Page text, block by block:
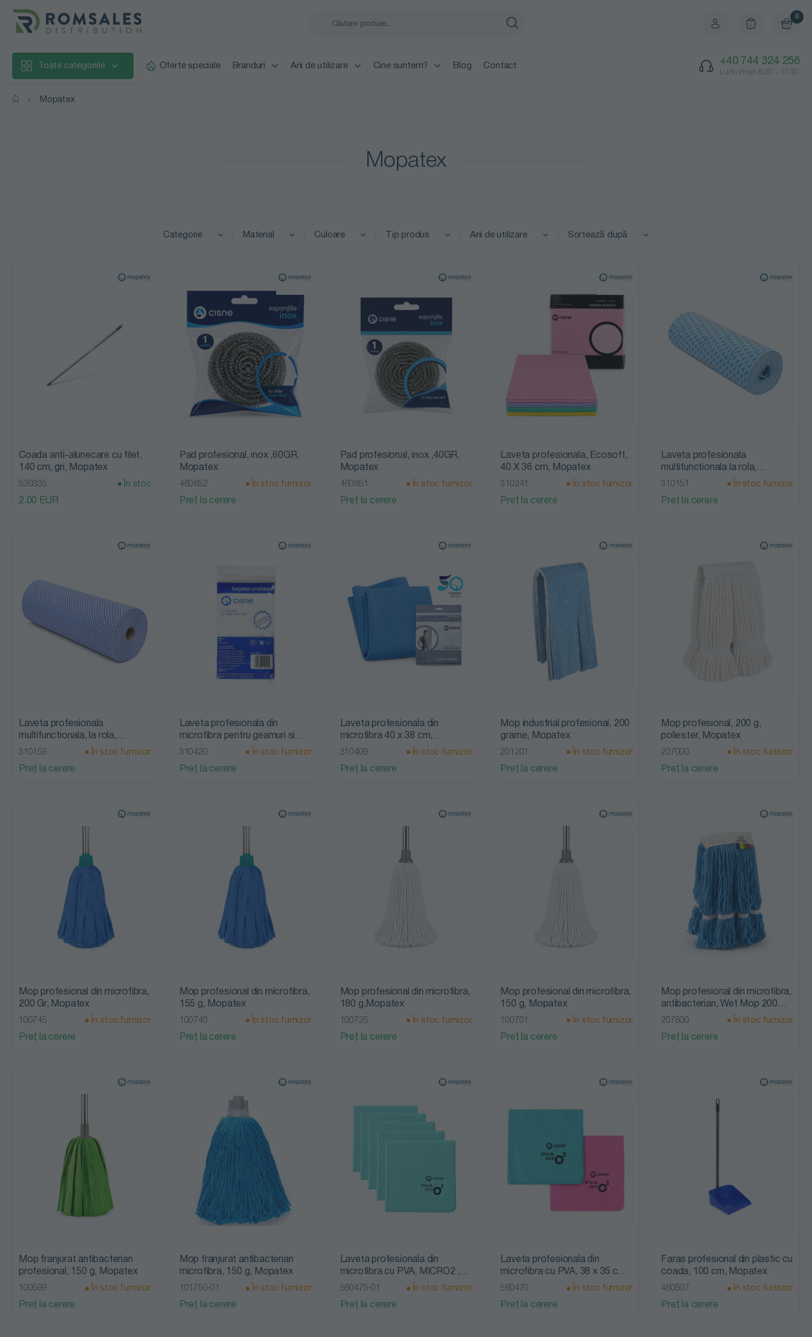
0
Toate categoriile Oferte speciale Branduri Arii de utilizare Cine suntem? Blog Contact +40 744 324 256
Luni-Vineri 8:30 - 17:30
Mopatex
Mopatex
Categorie
Echipamente
Ustensile
curatenie
profesionale
profesionale
Perii și
Material Culoare Tip produs Arii de utilizare Sortează după
descrescător
In stoc furnizor
Cele mai noi
produse
Coada anti-alunecare cu filet,
140 cm, gri, Mopatex
530335 În stoc
2.00 EUR
Pad profesional, inox ,60GR,
Mopatex
460652 În stoc furnizor
Preț la cerere
Pad profesional, inox ,40GR,
Mopatex
460651 În stoc furnizor
Preț la cerere
Laveta profesionala, Ecosoft,
40 X 36 cm, Mopatex
310241 În stoc furnizor
Preț la cerere
Laveta profesionala
multifunctionala la rola,
Mopatex
310151 În stoc furnizor
Preț la cerere
Laveta profesionala
multifunctionala, la rola,
Mopatex
310159 În stoc furnizor
Preț la cerere
Laveta profesionala din
microfibra pentru geamuri si
suprafete netede, 40 x 50 cm,
310420 În stoc furnizor
Preț la cerere
Laveta profesionala din
microfibra 40 x 38 cm,
Mopatex
310409 În stoc furnizor
Preț la cerere
Mop industrial profesional, 200
grame, Mopatex
201201 În stoc furnizor
Preț la cerere
Mop profesional, 200 g,
poliester, Mopatex
207000 În stoc furnizor
Preț la cerere
Mop profesional din microfibra,
200 Gr, Mopatex
100745 În stoc furnizor
Preț la cerere
Mop profesional din microfibra,
155 g, Mopatex
100740 În stoc furnizor
Preț la cerere
Mop profesional din microfibra,
180 g,Mopatex
100725 În stoc furnizor
Preț la cerere
Mop profesional din microfibra,
150 g, Mopatex
100701 În stoc furnizor
Preț la cerere
Mop profesional din microfibra,
antibacterian, Wet Mop 200
g,Mopatex
207800 În stoc furnizor
Preț la cerere
Mop franjurat antibacterian
profesional, 150 g, Mopatex
100599 În stoc furnizor
Preț la cerere
Mop franjurat antibacterian
microfibra, 150 g, Mopatex
101750-01 În stoc furnizor
Preț la cerere
Laveta profesionala din
microfibra cu PVA, MICRO2 ,
38 x 35 cm , 5 bucati/set,
560475-01 În stoc furnizor
Preț la cerere
Laveta profesionala din
microfibra cu PVA, 38 x 35 cm,
2 bucati/set, Mopatex
560470 În stoc furnizor
Preț la cerere
Faras profesional din plastic cu
coada, 100 cm, Mopatex
460507 În stoc furnizor
Preț la cerere